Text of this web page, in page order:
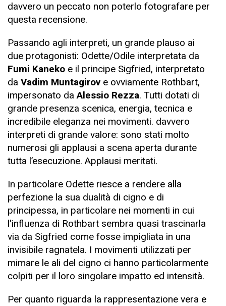
davvero un peccato non poterlo fotografare per
questa recensione.
Passando agli interpreti, un grande plauso ai
due protagonisti: Odette/Odile interpretata da
Fumi Kaneko e il principe Sigfried, interpretato
da Vadim Muntagirov e ovviamente Rothbart,
impersonato da Alessio Rezza. Tutti dotati di
grande presenza scenica, energia, tecnica e
incredibile eleganza nei movimenti. davvero
interpreti di grande valore: sono stati molto
numerosi gli applausi a scena aperta durante
tutta l’esecuzione. Applausi meritati.
In particolare Odette riesce a rendere alla
perfezione la sua dualità di cigno e di
principessa, in particolare nei momenti in cui
l'influenza di Rothbart sembra quasi trascinarla
via da Sigfried come fosse impigliata in una
invisibile ragnatela. I movimenti utilizzati per
mimare le ali del cigno ci hanno particolarmente
colpiti per il loro singolare impatto ed intensità.
Per quanto riguarda la rappresentazione vera e